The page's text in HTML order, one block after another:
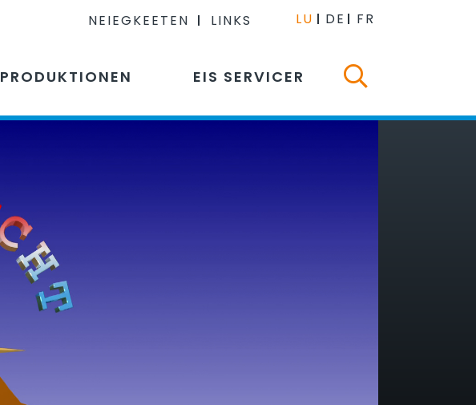
NEIEGKEETEN LINKS LU DE FR
PRODUKTIONEN EIS SERVICER